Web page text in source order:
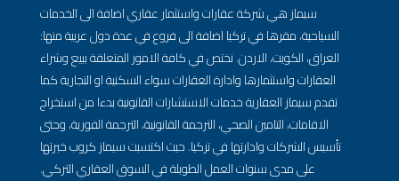
سيماز هي شركة عقارات واستثمار عقاري اضافة الى الخدمات
السياحية، مقرها في تركيا اضافة الى فروع في عدة دول عربية منها:
العراق، الكويت، الاردن. نختص في كافة الامور المتعلقة ببيع وشراء
العقارات واستثمارها وادارة العقارات سواء السكنية او التجارية كما
تقدم سيماز العقارية خدمات الاستشارات القانونية بدءا من استخراج
الاقامات، التامين الصحي، الترجمة القانونية، الترجمة الفورية، وحتى
تأسيس الشركات وادارتها في تركيا. حيث اكتسبت سيماز كروب خبرتها
على مدى سنوات العمل الطويلة في السوق العقاري التركي.